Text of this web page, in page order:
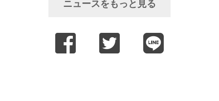
ニュースをもっと見る